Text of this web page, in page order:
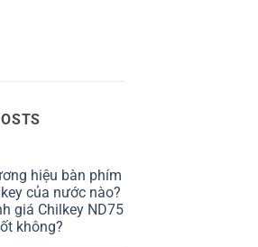
hiệu bàn phím
của nước nào?
giá Chilkey ND75
không?